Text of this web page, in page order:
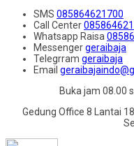
SMS 085864621700
Call Center
Whatsapp Raisa
Messengergeraibaja
Telegrram geraibaja
Email
Buka jam 08.00
Gedung Office 8 Lantai